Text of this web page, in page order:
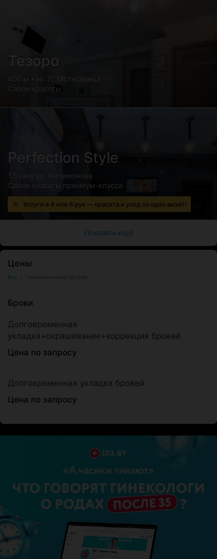
Тезоро
400 м • ул. П. Мстиславца
Салон красоты
Perfection Style
1.5 км • ул. Филимонова
Салон красоты премиум-класса
Услуги в 4 или 6 рук — красота и уход за один визит!
Показать ещё
Цены
Все
Брови
Долговременная
укладка+окрашивание+коррекция бровей
Цена по запросу
Долговременная укладка бровей
Цена по запросу